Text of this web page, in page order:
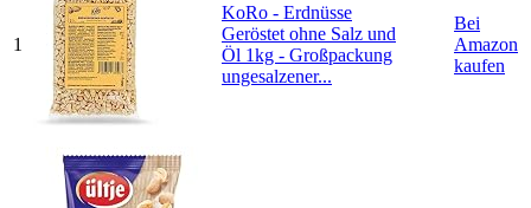
1
KoRo - Erdnüsse
Geröstet ohne Salz und
Öl 1kg - Großpackung
ungesalzener...
Bei
Amazon
kaufen